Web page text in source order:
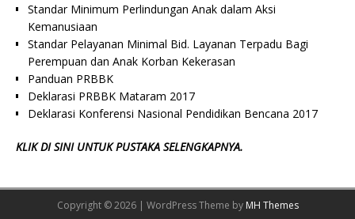
Standar Minimum Perlindungan Anak dalam Aksi
Kemanusiaan
Standar Pelayanan Minimal Bid. Layanan Terpadu Bagi
Perempuan dan Anak Korban Kekerasan
Panduan PRBBK
Deklarasi PRBBK Mataram 2017
Deklarasi Konferensi Nasional Pendidikan Bencana 2017
KLIK DI SINI UNTUK PUSTAKA SELENGKAPNYA.
Copyright © 2026 | WordPress Theme by MH Themes